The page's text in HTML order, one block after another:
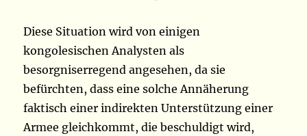
Diese Situation wird von einigen
kongolesischen Analysten als
besorgniserregend angesehen, da sie
befürchten, dass eine solche Annäherung
faktisch einer indirekten Unterstützung einer
Armee gleichkommt, die beschuldigt wird,